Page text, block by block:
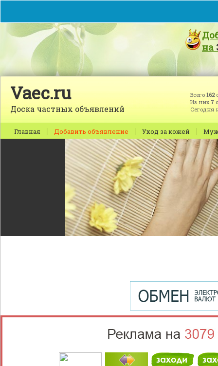
на
Vaec.ru
Доска частных объявлений
Всего 162
Из них 7
Сегодня
Главная Добавить объявление Уход за кожей